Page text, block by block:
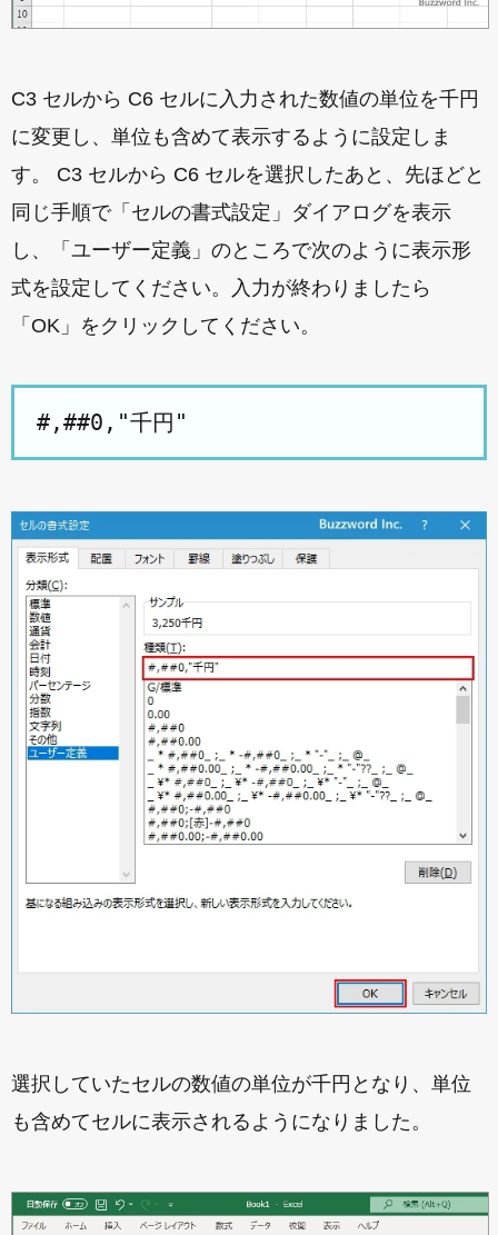
C3 セルから C6 セルに入力された数値の単位を千円
に変更し、単位も含めて表示するように設定しま
す。 C3 セルから C6 セルを選択したあと、先ほどと
同じ手順で「セルの書式設定」ダイアログを表示
し、「ユーザー定義」のところで次のように表示形
式を設定してください。入力が終わりましたら
「OK」をクリックしてください。
選択していたセルの数値の単位が千円となり、単位
も含めてセルに表示されるようになりました。